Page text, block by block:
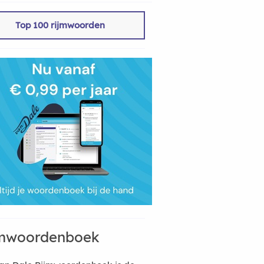
Top 100 rijmwoorden